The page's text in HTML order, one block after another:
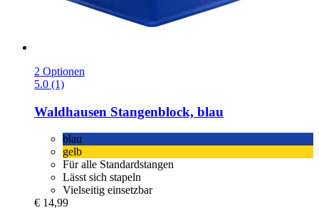
2 Optionen
5.0 (1)
Waldhausen Stangenblock, blau
blau
gelb
Für alle Standardstangen
Lässt sich stapeln
Vielseitig einsetzbar
€ 14,99